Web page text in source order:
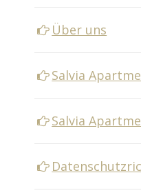
Über uns
Salvia
Salvia